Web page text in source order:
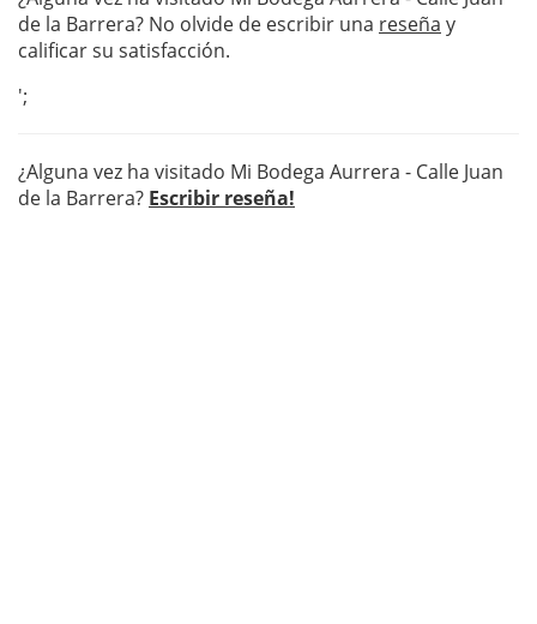
de la Barrera? No olvide de escribir una reseña y
calificar su satisfacción.
';
¿Alguna vez ha visitado Mi Bodega Aurrera - Calle Juan
de la Barrera? Escribir reseña!